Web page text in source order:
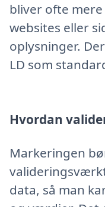
bliver ofte
websites eller
oplysninger.
LD som
Hvordan
Markeringen
data, så man